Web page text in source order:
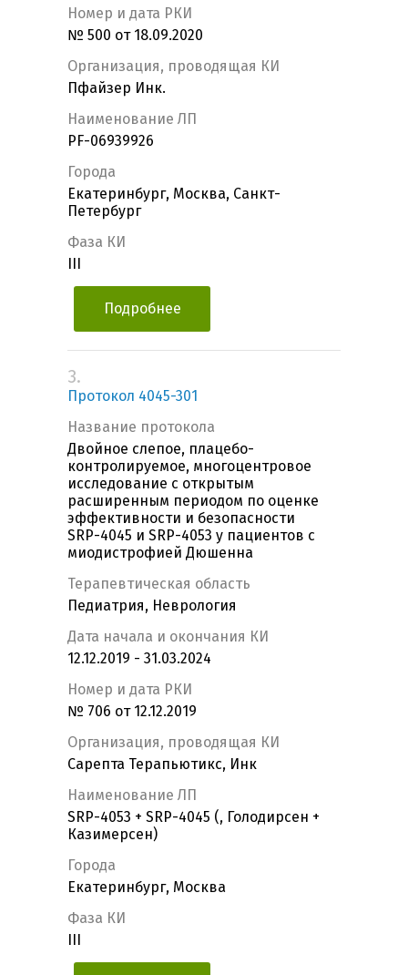
Номер и дата РКИ
№ 500 от 18.09.2020
Организация, проводящая КИ
Пфайзер Инк.
Наименование ЛП
PF-06939926
Города
Екатеринбург, Москва, Санкт-
Петербург
Фаза КИ
Подробнее
3.
Протокол 4045-301
Название протокола
Двойное слепое, плацебо-
контролируемое, многоцентровое
исследование с открытым
расширенным периодом по оценке
эффективности и безопасности
SRP-4045 и SRP-4053 у пациентов с
миодистрофией Дюшенна
Терапевтическая область
Педиатрия, Неврология
Дата начала и окончания КИ
12.12.2019 - 31.03.2024
Номер и дата РКИ
№ 706 от 12.12.2019
Организация, проводящая КИ
Сарепта Терапьютикс, Инк
Наименование ЛП
SRP-4053 + SRP-4045 (, Голодирсен +
Казимерсен)
Города
Екатеринбург, Москва
Фаза КИ